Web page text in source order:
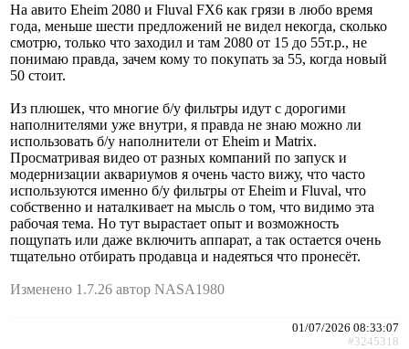
На авито Eheim 2080 и Fluval FX6 как грязи в любо время
года, меньше шести предложений не видел некогда, сколько
смотрю, только что заходил и там 2080 от 15 до 55т.р., не
понимаю правда, зачем кому то покупать за 55, когда новый
50 стоит.
Из плюшек, что многие б/у фильтры идут с дорогими
наполнителями уже внутри, я правда не знаю можно ли
использовать б/у наполнители от Eheim и Matrix.
Просматривая видео от разных компаний по запуск и
модернизации аквариумов я очень часто вижу, что часто
используются именно б/у фильтры от Eheim и Fluval, что
собственно и наталкивает на мысль о том, что видимо эта
рабочая тема. Но тут вырастает опыт и возможность
пощупать или даже включить аппарат, а так остается очень
тщательно отбирать продавца и надеяться что пронесёт.
Изменено 1.7.26 автор NASA1980
01/07/2026 08:33:07
#3245318